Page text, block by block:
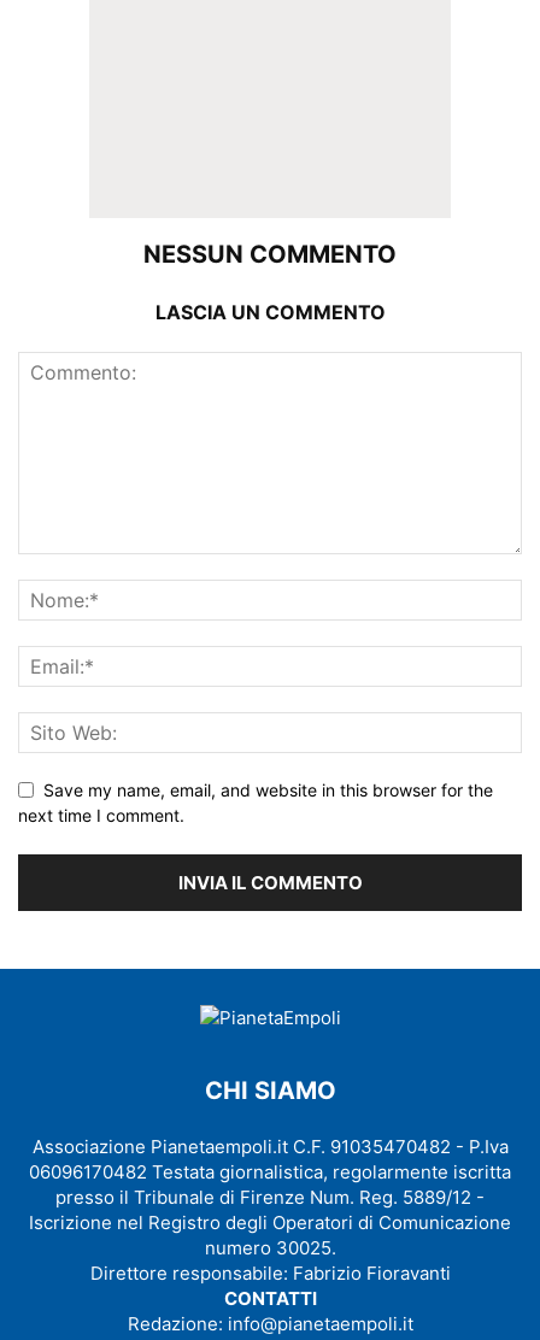
NESSUN COMMENTO
LASCIA UN COMMENTO
Save my name, email, and website in this browser for the
next time I comment.
CHI SIAMO
Associazione Pianetaempoli.it C.F. 91035470482 - P.Iva
06096170482 Testata giornalistica, regolarmente iscritta
presso il Tribunale di Firenze Num. Reg. 5889/12 -
Iscrizione nel Registro degli Operatori di Comunicazione
numero 30025.
Direttore responsabile: Fabrizio Fioravanti
CONTATTI
Redazione: info@pianetaempoli.it